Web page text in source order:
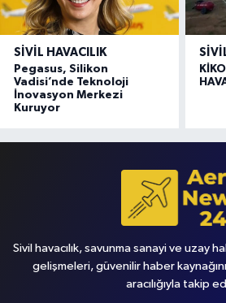
SIVIL HAVACILIK
Pegasus, Silikon
Vadisi’nde Teknoloji
İnovasyon Merkezi
Kuruyor
Sivil havacılık, savunma sanayi ve uzay
gelişmeleri, güvenilir haber
aracılığıyla takip